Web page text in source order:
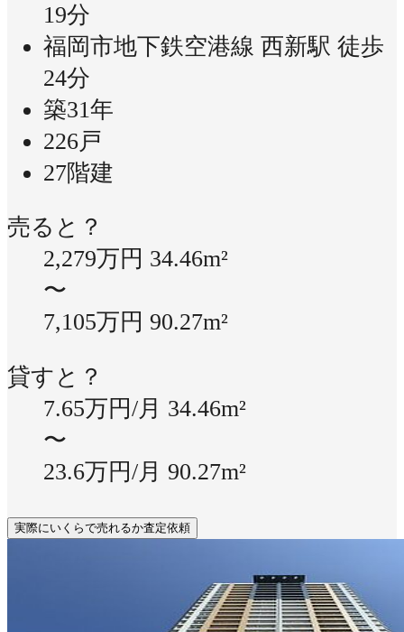
19分
福岡市地下鉄空港線 西新駅 徒歩
24分
築31年
226戸
27階建
売ると？
2,279万円 34.46m²
〜
7,105万円 90.27m²
貸すと？
7.65万円/月 34.46m²
〜
23.6万円/月 90.27m²
実際にいくらで売れるか査定依頼